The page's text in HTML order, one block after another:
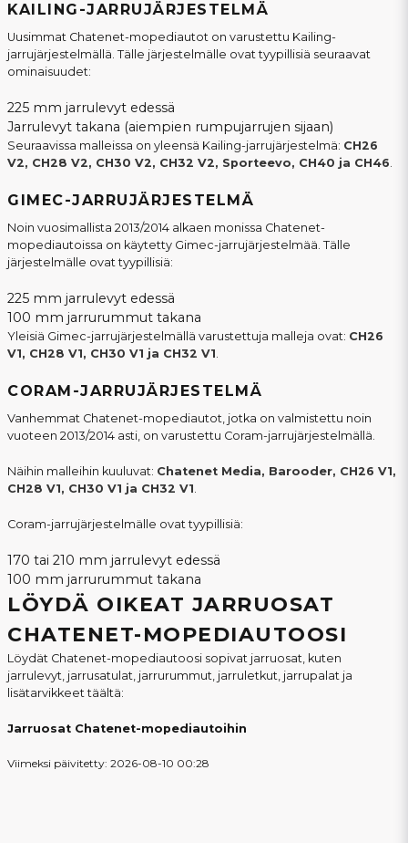
KAILING-JARRUJÄRJESTELMÄ
Uusimmat Chatenet-mopediautot on varustettu Kailing-
jarrujärjestelmällä. Tälle järjestelmälle ovat tyypillisiä seuraavat
ominaisuudet:
225 mm jarrulevyt edessä
Jarrulevyt takana (aiempien rumpujarrujen sijaan)
Seuraavissa malleissa on yleensä Kailing-jarrujärjestelmä: CH26
V2, CH28 V2, CH30 V2, CH32 V2, Sporteevo, CH40 ja CH46.
GIMEC-JARRUJÄRJESTELMÄ
Noin vuosimallista 2013/2014 alkaen monissa Chatenet-
mopediautoissa on käytetty Gimec-jarrujärjestelmää. Tälle
järjestelmälle ovat tyypillisiä:
225 mm jarrulevyt edessä
100 mm jarrurummut takana
Yleisiä Gimec-jarrujärjestelmällä varustettuja malleja ovat: CH26
V1, CH28 V1, CH30 V1 ja CH32 V1.
CORAM-JARRUJÄRJESTELMÄ
Vanhemmat Chatenet-mopediautot, jotka on valmistettu noin
vuoteen 2013/2014 asti, on varustettu Coram-jarrujärjestelmällä.
Näihin malleihin kuuluvat: Chatenet Media, Barooder, CH26 V1,
CH28 V1, CH30 V1 ja CH32 V1.
Coram-jarrujärjestelmälle ovat tyypillisiä:
170 tai 210 mm jarrulevyt edessä
100 mm jarrurummut takana
LÖYDÄ OIKEAT JARRUOSAT
CHATENET-MOPEDIAUTOOSI
Löydät Chatenet-mopediautoosi sopivat jarruosat, kuten
jarrulevyt, jarrusatulat, jarrurummut, jarruletkut, jarrupalat ja
lisätarvikkeet täältä:
Jarruosat Chatenet-mopediautoihin
Viimeksi päivitetty: 2026-08-10 00:28